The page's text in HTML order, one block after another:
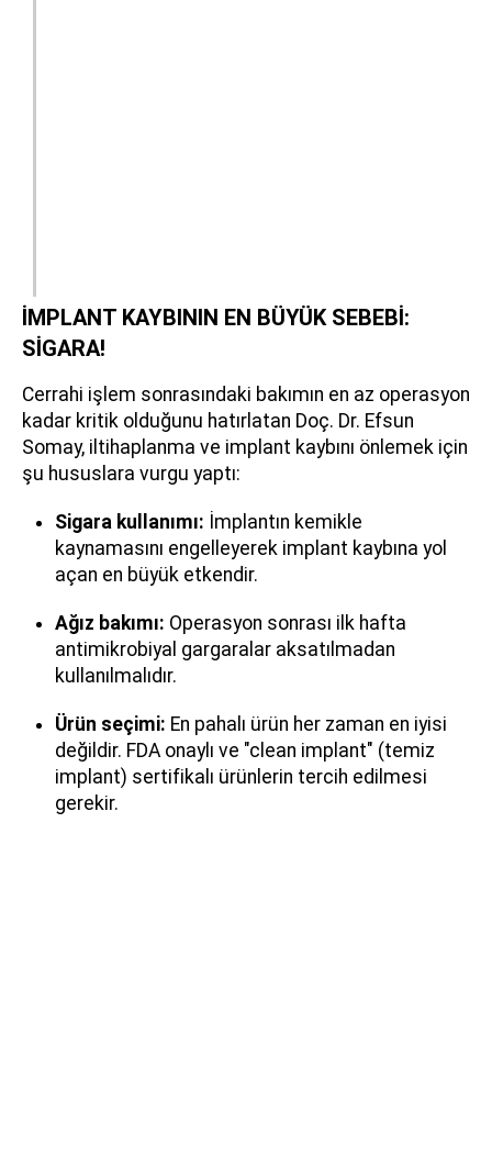
İMPLANT KAYBININ EN BÜYÜK SEBEBİ:
SİGARA!
Cerrahi işlem sonrasındaki bakımın en az operasyon
kadar kritik olduğunu hatırlatan Doç. Dr. Efsun
Somay, iltihaplanma ve implant kaybını önlemek için
şu hususlara vurgu yaptı:
Sigara kullanımı: İmplantın kemikle
kaynamasını engelleyerek implant kaybına yol
açan en büyük etkendir.
Ağız bakımı: Operasyon sonrası ilk hafta
antimikrobiyal gargaralar aksatılmadan
kullanılmalıdır.
Ürün seçimi: En pahalı ürün her zaman en iyisi
değildir. FDA onaylı ve "clean implant" (temiz
implant) sertifikalı ürünlerin tercih edilmesi
gerekir.